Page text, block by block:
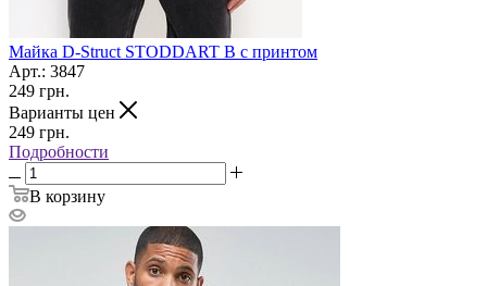
Майка D-Struct STODDART B с принтом
Арт.: 3847
249 грн.
Варианты цен
249 грн.
Подробности
В корзину